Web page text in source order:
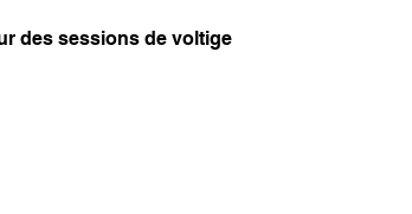
des sessions de voltige